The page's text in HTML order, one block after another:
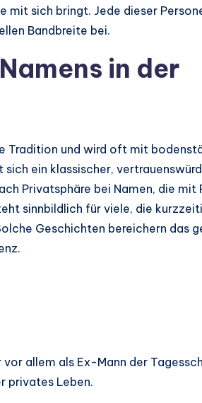
mit sich bringt. Jede dieser
Bandbreite bei.
in der
Tradition und wird oft mit
ein klassischer,
Privatsphäre bei Namen, die mit
sinnbildlich für viele, die
Geschichten bereichern das
allem als Ex-Mann der
privates Leben.